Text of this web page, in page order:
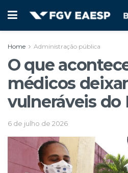
Home Administração pública
O que
médicos
vulneráveis do
6 de julho de 2026